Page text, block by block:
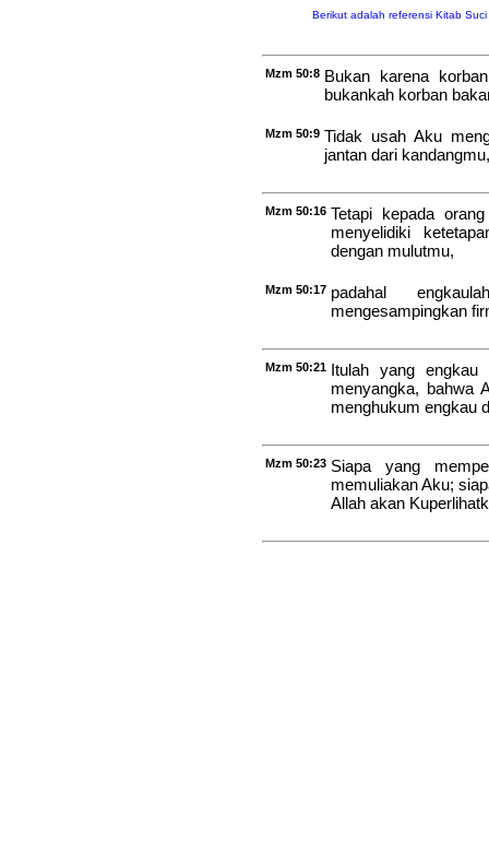
Berikut adalah referensi Kitab
Mzm 50:8 Bukan karena
bukankah korban
Mzm 50:9 Tidak usah Aku
jantan dari kandangmu,
Mzm 50:16 Tetapi kepada
menyelidiki
dengan mulutmu,
Mzm 50:17 padahal
mengesampingkan
Mzm 50:21 Itulah yang engkau
menyangka, bahwa
menghukum engkau
Mzm 50:23 Siapa yang
memuliakan Aku;
Allah akan